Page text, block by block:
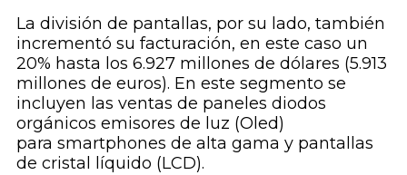
La división de pantallas, por su lado, también
incrementó su facturación, en este caso un
20% hasta los 6.927 millones de dólares (5.913
millones de euros). En este segmento se
incluyen las ventas de paneles diodos
orgánicos emisores de luz (Oled)
para smartphones de alta gama y pantallas
de cristal líquido (LCD).